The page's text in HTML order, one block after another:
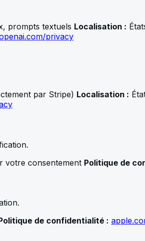
prompts textuels Localisation :
privacy
par Stripe) Localisation :
votre consentement Politique de
de confidentialité :